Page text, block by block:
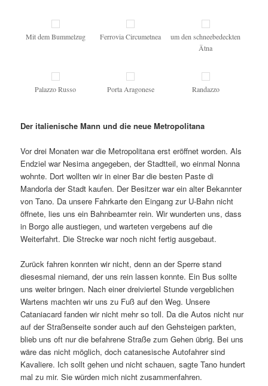
Mit dem Bummelzug Ferrovia Circumetnea
um den schneebedeckten
Ätna
Palazzo Russo Porta Aragonese Randazzo
Der italienische Mann und die neue Metropolitana
Vor drei Monaten war die Metropolitana erst eröffnet worden. Als
Endziel war Nesima angegeben, der Stadtteil, wo einmal Nonna
wohnte. Dort wollten wir in einer Bar die besten Paste di
Mandorla der Stadt kaufen. Der Besitzer war ein alter Bekannter
von Tano. Da unsere Fahrkarte den Eingang zur U-Bahn nicht
öffnete, lies uns ein Bahnbeamter rein. Wir wunderten uns, dass
in Borgo alle austiegen, und warteten vergebens auf die
Weiterfahrt. Die Strecke war noch nicht fertig ausgebaut.
Zurück fahren konnten wir nicht, denn an der Sperre stand
diesesmal niemand, der uns rein lassen konnte. Ein Bus sollte
uns weiter bringen. Nach einer dreiviertel Stunde vergeblichen
Wartens machten wir uns zu Fuß auf den Weg. Unsere
Cataniacard fanden wir nicht mehr so toll. Da die Autos nicht nur
auf der Straßenseite sonder auch auf den Gehsteigen parkten,
blieb uns oft nur die befahrene Straße zum Gehen übrig. Bei uns
wäre das nicht möglich, doch catanesische Autofahrer sind
Kavaliere. Ich sollt gehen und nicht schauen, sagte Tano hundert
mal zu mir. Sie würden mich nicht zusammenfahren.